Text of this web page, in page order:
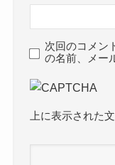
次回のコメン
の名前、メー
上に表示された